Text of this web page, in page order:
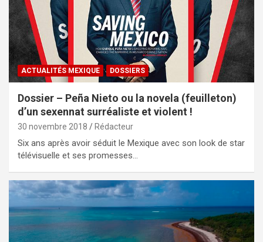
ACTUALITÉS MEXIQUE DOSSIERS
Dossier – Peña Nieto ou la novela (feuilleton)
d’un sexennat surréaliste et violent !
30 novembre 2018 Rédacteur
Six ans après avoir séduit le Mexique avec son look de star
télévisuelle et ses promesses…